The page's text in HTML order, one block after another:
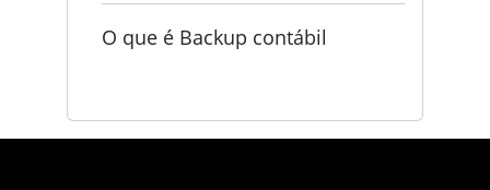
O que é Backup contábil